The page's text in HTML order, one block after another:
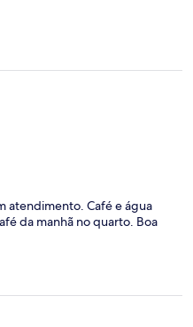
atendimento. Café e água
da manhã no quarto. Boa